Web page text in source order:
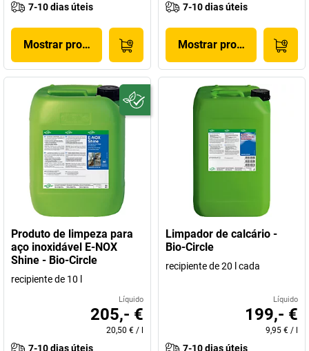
7-10 dias úteis
Mostrar produto
7-10 dias úteis
Mostrar produto
Produto de limpeza para
aço inoxidável E-NOX
Shine - Bio-Circle
recipiente de 10 l
Líquido
205,- €
20,50 € /
7-10 dias úteis
Limpador de calcário -
Bio-Circle
recipiente de 20 l cada
Líquido
199,- €
9,95 € /
7-10 dias úteis